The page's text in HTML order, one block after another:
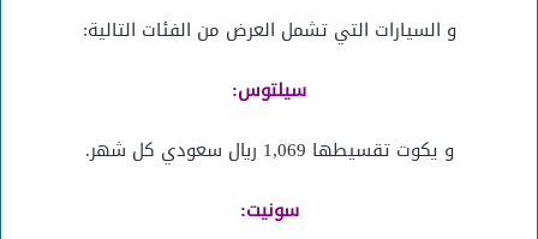
و السيارات التي تشمل العرض من الفئات التالية:
سيلتوس:
و يكوت تقسيطها 1,069 ريال سعودي كل شهر.
سونيت: